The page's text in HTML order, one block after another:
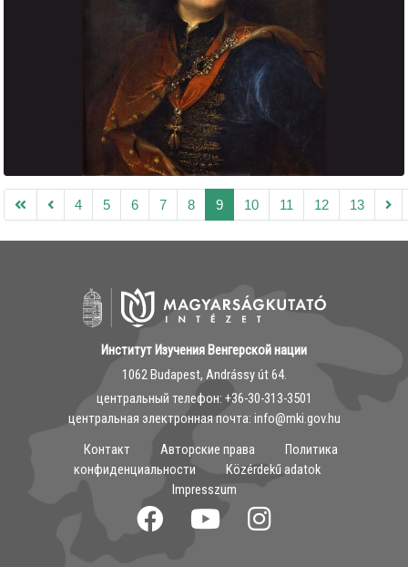
4 5 6 7 8 9 10 11 12 13
Институт Изучения Венгерской нации
1062 Budapest, Andrássy út 64.
центральный телефон: ‭+36-30-313-3501
центральная электронная почта: info@mki.gov.hu
Контакт
Авторские права
Политика
конфиденциальности
Közérdekű adatok
Impresszum